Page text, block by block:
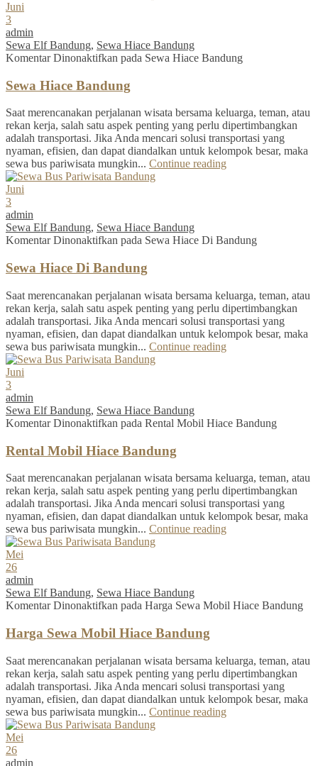
Juni
3
admin
Sewa Elf Bandung, Sewa Hiace Bandung
Komentar Dinonaktifkan pada Sewa Hiace Bandung
Sewa Hiace Bandung
Saat merencanakan perjalanan wisata bersama keluarga, teman, atau
rekan kerja, salah satu aspek penting yang perlu dipertimbangkan
adalah transportasi. Jika Anda mencari solusi transportasi yang
nyaman, efisien, dan dapat diandalkan untuk kelompok besar, maka
sewa bus pariwisata mungkin... Continue reading
Juni
3
admin
Sewa Elf Bandung, Sewa Hiace Bandung
Komentar Dinonaktifkan pada Sewa Hiace Di Bandung
Sewa Hiace Di Bandung
Saat merencanakan perjalanan wisata bersama keluarga, teman, atau
rekan kerja, salah satu aspek penting yang perlu dipertimbangkan
adalah transportasi. Jika Anda mencari solusi transportasi yang
nyaman, efisien, dan dapat diandalkan untuk kelompok besar, maka
sewa bus pariwisata mungkin... Continue reading
Juni
3
admin
Sewa Elf Bandung, Sewa Hiace Bandung
Komentar Dinonaktifkan pada Rental Mobil Hiace Bandung
Rental Mobil Hiace Bandung
Saat merencanakan perjalanan wisata bersama keluarga, teman, atau
rekan kerja, salah satu aspek penting yang perlu dipertimbangkan
adalah transportasi. Jika Anda mencari solusi transportasi yang
nyaman, efisien, dan dapat diandalkan untuk kelompok besar, maka
sewa bus pariwisata mungkin... Continue reading
Mei
26
admin
Sewa Elf Bandung, Sewa Hiace Bandung
Komentar Dinonaktifkan pada Harga Sewa Mobil Hiace Bandung
Harga Sewa Mobil Hiace Bandung
Saat merencanakan perjalanan wisata bersama keluarga, teman, atau
rekan kerja, salah satu aspek penting yang perlu dipertimbangkan
adalah transportasi. Jika Anda mencari solusi transportasi yang
nyaman, efisien, dan dapat diandalkan untuk kelompok besar, maka
sewa bus pariwisata mungkin... Continue reading
Mei
26
admin